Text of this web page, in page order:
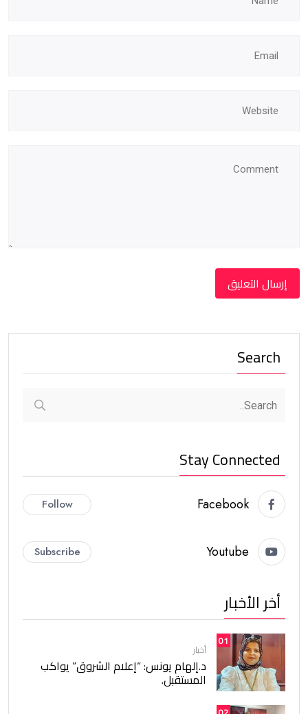
Search
Stay Connected
Facebook
Follow
Youtube
Subscribe
أخر الأخبار
01
أخبار
د.إلهام يونس: “إعلام الشروق” يواكب
المستقبل.